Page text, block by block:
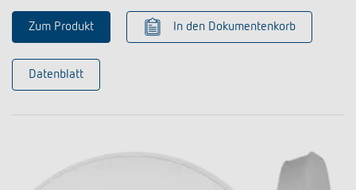
Zum Produkt In den Dokumentenkorb
Datenblatt